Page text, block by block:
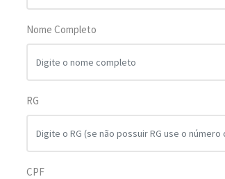
Nome Completo
RG
CPF